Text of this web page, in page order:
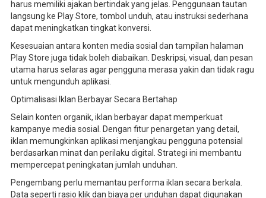
harus memiliki ajakan bertindak yang jelas. Penggunaan tautan
langsung ke Play Store, tombol unduh, atau instruksi sederhana
dapat meningkatkan tingkat konversi.
Kesesuaian antara konten media sosial dan tampilan halaman
Play Store juga tidak boleh diabaikan. Deskripsi, visual, dan pesan
utama harus selaras agar pengguna merasa yakin dan tidak ragu
untuk mengunduh aplikasi.
Optimalisasi Iklan Berbayar Secara Bertahap
Selain konten organik, iklan berbayar dapat memperkuat
kampanye media sosial. Dengan fitur penargetan yang detail,
iklan memungkinkan aplikasi menjangkau pengguna potensial
berdasarkan minat dan perilaku digital. Strategi ini membantu
mempercepat peningkatan jumlah unduhan.
Pengembang perlu memantau performa iklan secara berkala.
Data seperti rasio klik dan biaya per unduhan dapat digunakan